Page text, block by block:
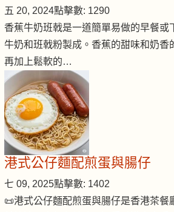
五 20, 2024點擊數: 1290
香蕉牛奶班戟是一道簡單易做的早餐或
牛奶和班戟粉製成。香蕉的甜味和奶香
再加上鬆軟的…
港式公仔麵配煎蛋與腸仔
七 09, 2025點擊數: 1402
📜港式公仔麵配煎蛋與腸仔是香港茶餐